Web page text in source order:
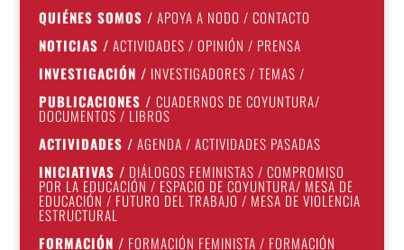
QUIÉNES SOMOS / APOYA A NODO / CONTACTO
NOTICIAS / ACTIVIDADES / OPINIÓN / PRENSA
INVESTIGACIÓN / INVESTIGADORES / TEMAS /
PUBLICACIONES / CUADERNOS DE COYUNTURA/
DOCUMENTOS / LIBROS
ACTIVIDADES / AGENDA / ACTIVIDADES PASADAS
INICIATIVAS / DIÁLOGOS FEMINISTAS / COMPROMISO
POR LA EDUCACIÓN / ESPACIO DE COYUNTURA/ MESA DE
EDUCACIÓN / FUTURO DEL TRABAJO / MESA DE VIOLENCIA
ESTRUCTURAL
FORMACIÓN / FORMACIÓN FEMINISTA / FORMACIÓN